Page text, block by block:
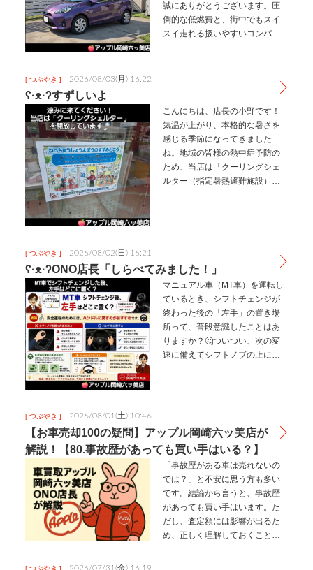
誠にありがとうございます。⁡⁡​圧
倒的な低燃費と、街中でもスイ
スイ走れる扱いやすいコンパク
[ つぶやき ] 2026/08/03(月) 16:22
ʕ·ᴥ·ʔすずしいよ
こんにちは、店長の小野です！⁡⁡
気温が上がり、本格的な暑さを
感じる季節になってきました
ね。⁡⁡⁡⁡地域の皆様の熱中症予防の
ため、当店は「クーリングシェ
ルター（指定暑熱避難施設）」
[ つぶやき ] 2026/08/02(日) 16:21
ʕ·ᴥ·ʔONO店長「しらべてみました！」
マニュアル車（MT車）を運転し
ているとき、シフトチェンジが
終わった後の「左手」の置き場
所って、普段意識したことはあ
りますか？🤔⁡⁡​ついつい、次の変
速に備えてシフトノブの上に手
[ つぶやき ] 2026/08/01(土) 10:46
【お車売却100の疑問】アップル岡崎六ッ美店が
解説！【80.事故歴があっても買い手はいる？】
「事故歴がある車は売れないの
では？」と不安に思う方も多い
です。結論から言うと、事故歴
があっても買い手はいます。た
だし、査定額には影響が出るた
め、正しく理解しておくことが
[ つぶやき ] 2026/07/31(金) 16:19